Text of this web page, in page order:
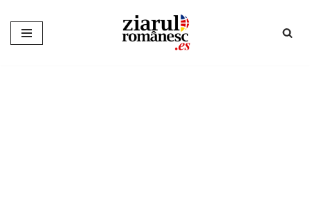
Sari